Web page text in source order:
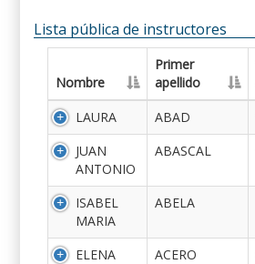
Lista pública de instructores
Nombre
Primer
apellido
LAURA
ABAD
JUAN
ANTONIO
ABASCAL
ISABEL
MARIA
ABELA
ELENA ACERO